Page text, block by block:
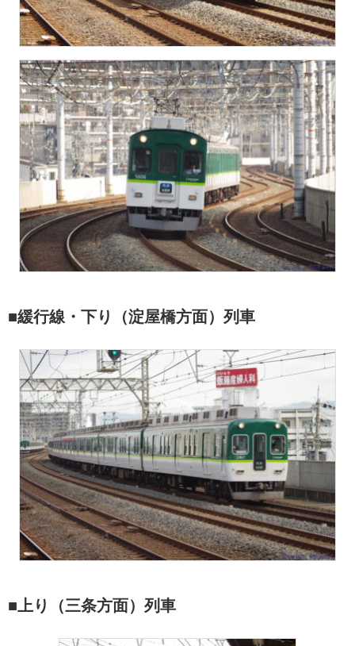
■緩行線・下り（淀屋橋方面）列車
■上り（三条方面）列車